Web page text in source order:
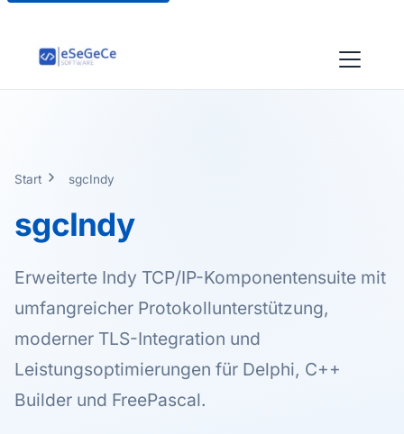
Start sgcIndy
sgcIndy
Erweiterte Indy TCP/IP-Komponentensuite mit
umfangreicher Protokollunterstützung,
moderner TLS-Integration und
Leistungsoptimierungen für Delphi, C++
Builder und FreePascal.